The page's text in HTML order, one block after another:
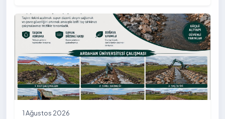
Emiroğlu Hanımefendi eşlik etti.
1 Ağustos 2026